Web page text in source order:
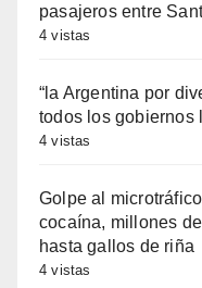
pasajeros entre
4 vistas
“la Argentina por
todos los gobiernos
4 vistas
Golpe al
cocaína, millones
hasta gallos de riña
4 vistas